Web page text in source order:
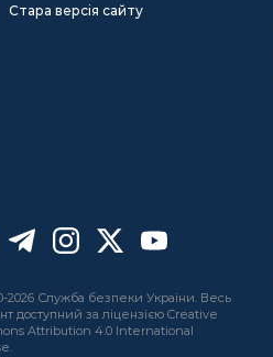
Стара версія сайту
2026 Служба безпеки України. Весь
доступний за ліцензією Creative
Attribution 4.0 International